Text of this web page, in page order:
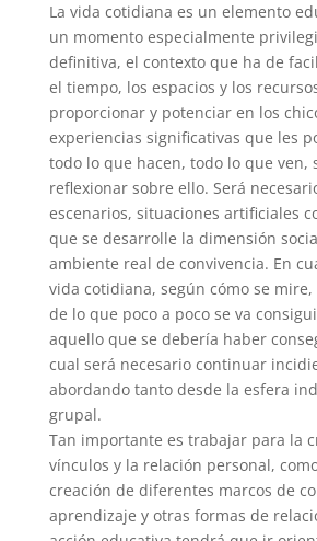
La vida cotidiana es un elemento
un momento especialmente
definitiva, el contexto que ha de
el tiempo, los espacios y los
proporcionar y potenciar en los
experiencias significativas que les
todo lo que hacen, todo lo que ven,
reflexionar sobre ello. Será
escenarios, situaciones artificiales
que se desarrolle la dimensión
ambiente real de convivencia. En
vida cotidiana, según cómo se
de lo que poco a poco se va
aquello que se debería haber
cual será necesario continuar
abordando tanto desde la esfera
grupal.
Tan importante es trabajar para la
vínculos y la relación personal,
creación de diferentes marcos de
aprendizaje y otras formas de